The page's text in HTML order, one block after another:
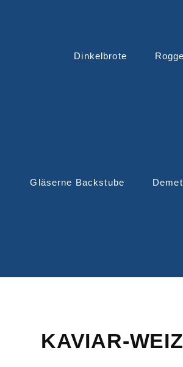
Dinkelbrote
Gläserne Backstube
KAVIAR-